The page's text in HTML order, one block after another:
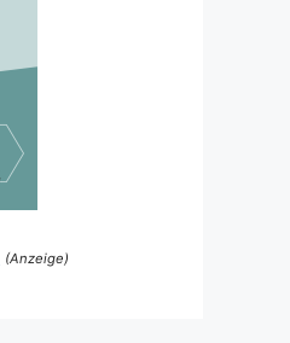
(Anzeige)